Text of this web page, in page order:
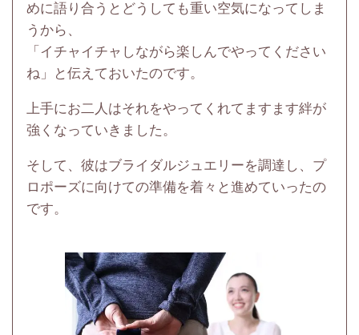
めに語り合うとどうしても重い空気になってしま
うから、
「イチャイチャしながら楽しんでやってください
ね」と伝えておいたのです。
上手にお二人はそれをやってくれてますます絆が
強くなっていきました。
そして、彼はブライダルジュエリーを調達し、プ
ロポーズに向けての準備を着々と進めていったの
です。